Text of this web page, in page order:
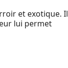
et exotique. Il
lui permet